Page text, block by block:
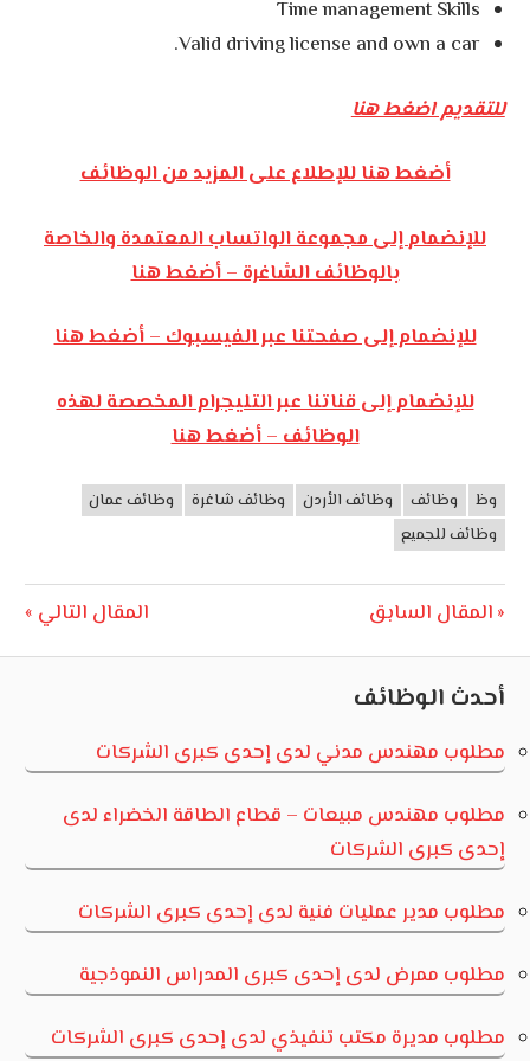
Time management Skills
Valid driving license and own a car.
للتقديم اضغط هنا
أضغط هنا للإطلاع على المزيد من الوظائف
للإنضمام إلى مجموعة الواتساب المعتمدة والخاصة
بالوظائف الشاغرة – أضغط هنا
للإنضمام إلى صفحتنا عبر الفيسبوك – أضغط هنا
للإنضمام إلى قناتنا عبر التليجرام المخصصة لهذه
الوظائف – أضغط هنا
وظائف
الأردن
وظ وظائف وظائف الأردن وظائف شاغرة
وظائف عمان
وظائف للجميع
تصفّح
المقالات
Previous
المقال السابق
Next
المقال التالي
أحدث الوظائف
مطلوب مهندس مدني لدى إحدى كبرى الشركات
مطلوب مهندس مبيعات – قطاع الطاقة الخضراء لدى
إحدى كبرى الشركات
مطلوب مدير عمليات فنية لدى إحدى كبرى الشركات
مطلوب ممرض لدى إحدى كبرى المدراس النموذجية
مطلوب مديرة مكتب تنفيذي لدى إحدى كبرى الشركات